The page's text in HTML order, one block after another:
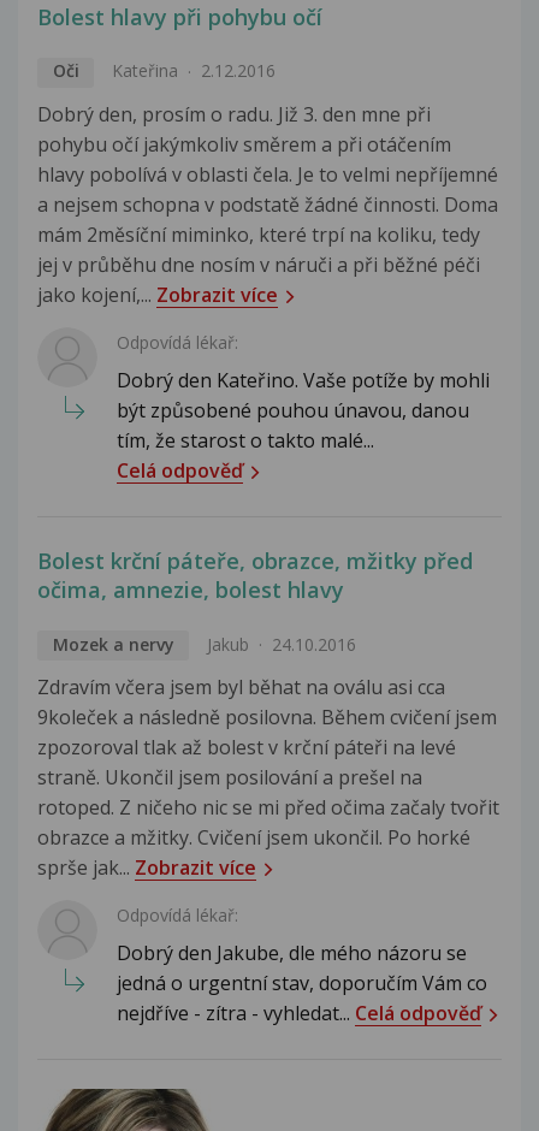
Bolest hlavy při pohybu očí
Oči Kateřina 2.12.2016
Dobrý den, prosím o radu. Již 3. den mne při
pohybu očí jakýmkoliv směrem a při otáčením
hlavy pobolívá v oblasti čela. Je to velmi nepříjemné
a nejsem schopna v podstatě žádné činnosti. Doma
mám 2měsíční miminko, které trpí na koliku, tedy
jej v průběhu dne nosím v náruči a při běžné péči
jako kojení,... Zobrazit více
Odpovídá lékař:
Dobrý den Kateřino. Vaše potíže by mohli
být způsobené pouhou únavou, danou
tím, že starost o takto malé...
Celá odpověď
Bolest krční páteře, obrazce, mžitky před
očima, amnezie, bolest hlavy
Mozek a nervy Jakub 24.10.2016
Zdravím včera jsem byl běhat na oválu asi cca
9koleček a následně posilovna. Během cvičení jsem
zpozoroval tlak až bolest v krční páteři na levé
straně. Ukončil jsem posilování a prešel na
rotoped. Z ničeho nic se mi před očima začaly tvořit
obrazce a mžitky. Cvičení jsem ukončil. Po horké
sprše jak... Zobrazit více
Odpovídá lékař:
Dobrý den Jakube, dle mého názoru se
jedná o urgentní stav, doporučím Vám co
nejdříve - zítra - vyhledat... Celá odpověď